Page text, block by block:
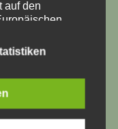
auf den
(DS-GVO)
einfach
zu
die verwendeten